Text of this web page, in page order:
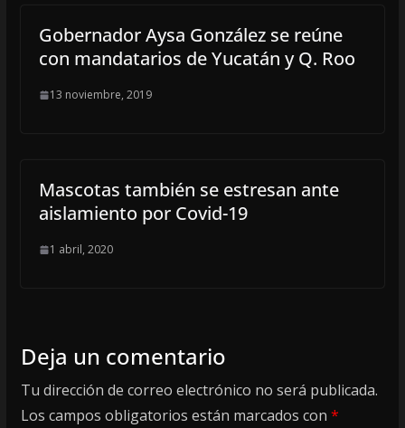
Gobernador Aysa González se reúne
con mandatarios de Yucatán y Q. Roo
13 noviembre, 2019
Mascotas también se estresan ante
aislamiento por Covid-19
1 abril, 2020
Deja un comentario
Tu dirección de correo electrónico no será publicada.
Los campos obligatorios están marcados con *